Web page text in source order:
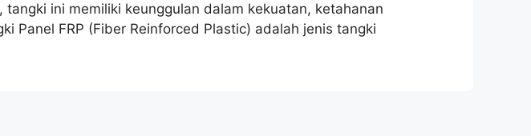
ini memiliki keunggulan dalam kekuatan, ketahanan
Panel FRP (Fiber Reinforced Plastic) adalah jenis tangki